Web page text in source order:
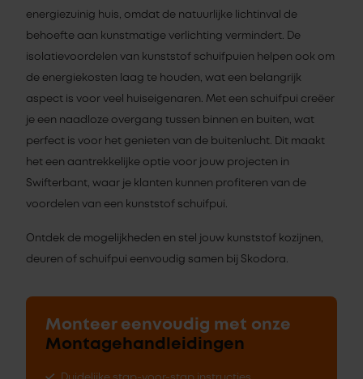
energiezuinig huis, omdat de natuurlijke lichtinval de
behoefte aan kunstmatige verlichting vermindert. De
isolatievoordelen van kunststof schuifpuien helpen ook om
de energiekosten laag te houden, wat een belangrijk
aspect is voor veel huiseigenaren. Met een schuifpui creëer
je een naadloze overgang tussen binnen en buiten, wat
perfect is voor het genieten van de buitenlucht. Dit maakt
het een aantrekkelijke optie voor jouw projecten in
Swifterbant, waar je klanten kunnen profiteren van de
voordelen van een kunststof schuifpui.
Ontdek de mogelijkheden en stel jouw kunststof kozijnen,
deuren of schuifpui eenvoudig samen bij Skodora.
Monteer eenvoudig met onze
Montagehandleidingen